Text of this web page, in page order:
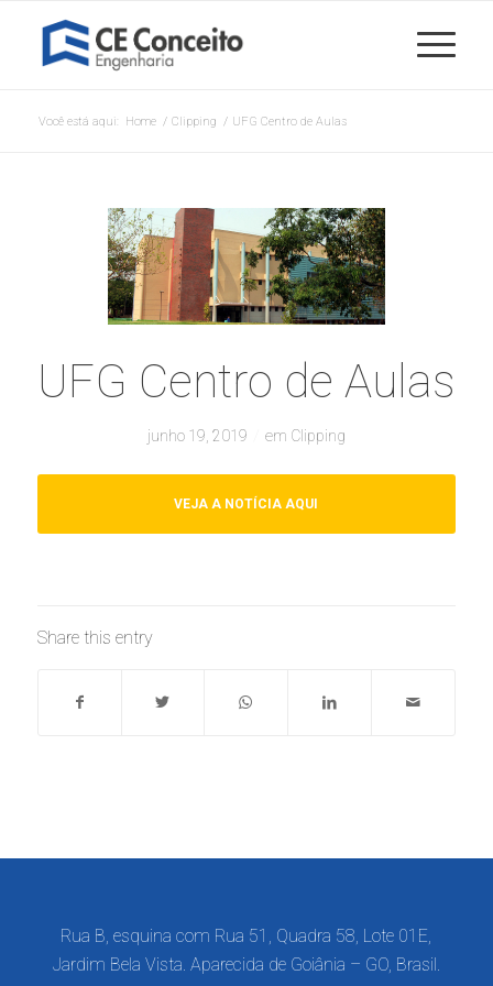
Você está aqui: Home / Clipping / UFG Centro de Aulas
UFG Centro de Aulas
junho 19, 2019 em Clipping
VEJA A NOTÍCIA AQUI
Share this entry
Rua B, esquina com Rua 51, Quadra 58, Lote 01E,
Jardim Bela Vista. Aparecida de Goiânia – GO, Brasil.